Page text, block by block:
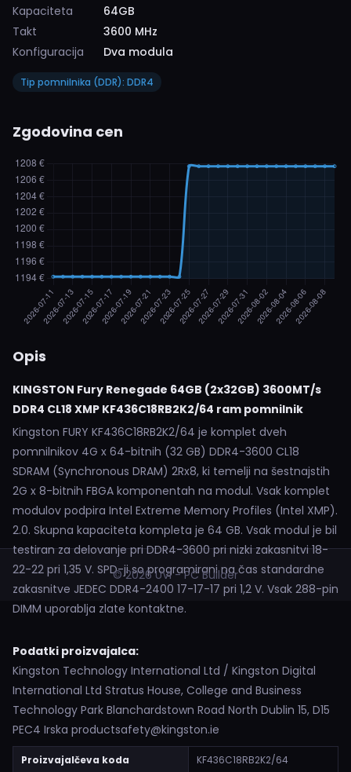
Kapaciteta
64GB
Takt
3600 MHz
Konfiguracija
Dva modula
Tip pomnilnika (DDR): DDR4
Zgodovina cen
Opis
KINGSTON Fury Renegade 64GB (2x32GB) 3600MT/s
DDR4 CL18 XMP KF436C18RB2K2/64 ram pomnilnik
Kingston FURY KF436C18RB2K2/64 je komplet dveh
pomnilnikov 4G x 64-bitnih (32 GB) DDR4-3600 CL18
SDRAM (Synchronous DRAM) 2Rx8, ki temelji na šestnajstih
2G x 8-bitnih FBGA komponentah na modul. Vsak komplet
modulov podpira Intel Extreme Memory Profiles (Intel XMP).
2.0. Skupna kapaciteta kompleta je 64 GB. Vsak modul je bil
testiran za delovanje pri DDR4-3600 pri nizki zakasnitvi 18-
22-22 pri 1,35 V. SPD-ji so programirani na čas standardne
zakasnitve JEDEC DDR4-2400 17-17-17 pri 1,2 V. Vsak 288-pin
DIMM uporablja zlate kontaktne.
Podatki proizvajalca:
Kingston Technology International Ltd / Kingston Digital
International Ltd Stratus House, College and Business
Technology Park Blanchardstown Road North Dublin 15, D15
PEC4 Irska productsafety@kingston.ie
Proizvajalčeva koda KF436C18RB2K2/64
© 2026 UVI - PC Builder